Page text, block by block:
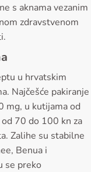
s aknama vezanim
zdravstvenom
u hrvatskim
Najčešće pakiranje
mg, u kutijama od
70 do 100 kn za
Zalihe su stabilne
Benua i
se preko